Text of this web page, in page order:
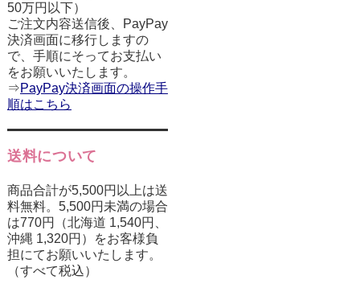
50万円以下）
ご注文内容送信後、PayPay
決済画面に移行しますの
で、手順にそってお支払い
をお願いいたします。
⇒PayPay決済画面の操作手
順はこちら
送料について
商品合計が5,500円以上は送
料無料。5,500円未満の場合
は770円（北海道 1,540円、
沖縄 1,320円）をお客様負
担にてお願いいたします。
（すべて税込）